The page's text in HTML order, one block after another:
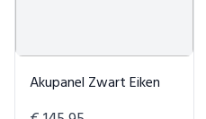
Akupanel Zwart Eiken